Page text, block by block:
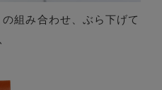
組み合わせ、ぶら下げて